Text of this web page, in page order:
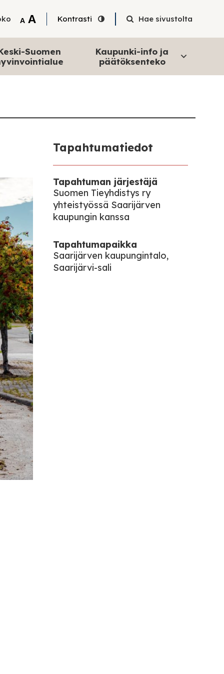
A Tekstin pienentäminen
A Tekstin suurentaminen
Kontrasti Hae sivustolta
Suomen
Kaupunki-info ja
päätöksenteko
Tapahtumatiedot
Tapahtuman järjestäjä
Suomen Tieyhdistys ry
yhteistyössä Saarijärven
kaupungin kanssa
Tapahtumapaikka
Saarijärven kaupungintalo,
Saarijärvi-sali